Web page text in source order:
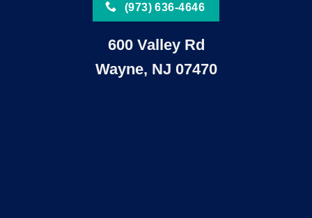
(973) 636-4646
600 Valley Rd
Wayne, NJ 07470